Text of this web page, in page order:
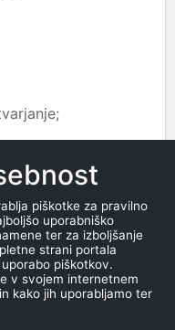
piškotke za pravilno
uporabniško
ter za izboljšanje
strani portala
piškotkov.
v svojem internetnem
kako jih uporabljamo ter